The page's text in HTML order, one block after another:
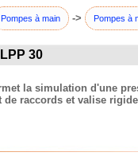
Pompes à main -> Pompes à
30
la simulation d'une
raccords et valise